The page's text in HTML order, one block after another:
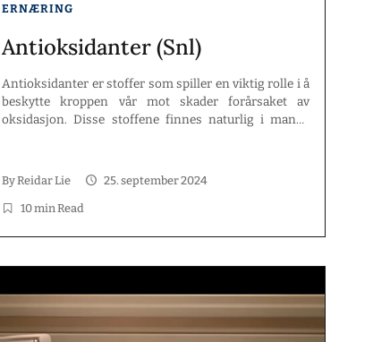
ERNÆRING
Antioksidanter (Snl)
Antioksidanter er stoffer som spiller en viktig rolle i å
beskytte kroppen vår mot skader forårsaket av
oksidasjon. Disse stoffene finnes naturlig i mange
antioksidanter er, deres kilder, helsefordeler, og
hvordan de fungerer i kroppen. Nøkkelinnsikter
Antioksidanter […]
ByReidar Lie 25. september 2024
10 min Read